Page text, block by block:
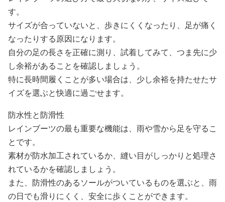
す。
サイズが合っていないと、歩きにくくなったり、足が痛く
なったりする原因になります。
自分の足の長さを正確に測り、試着してみて、つま先に少
し余裕があることを確認しましょう。
特に長時間履くことが多い場合は、少し余裕を持たせたサ
イズを選ぶと快適に過ごせます。
防水性と防滑性
レインブーツの最も重要な機能は、雨や雪から足を守るこ
とです。
素材が防水加工されているか、縫い目がしっかりと処理さ
れているかを確認しましょう。
また、防滑性のあるソールがついているものを選ぶと、雨
の日でも滑りにくく、安全に歩くことができます。